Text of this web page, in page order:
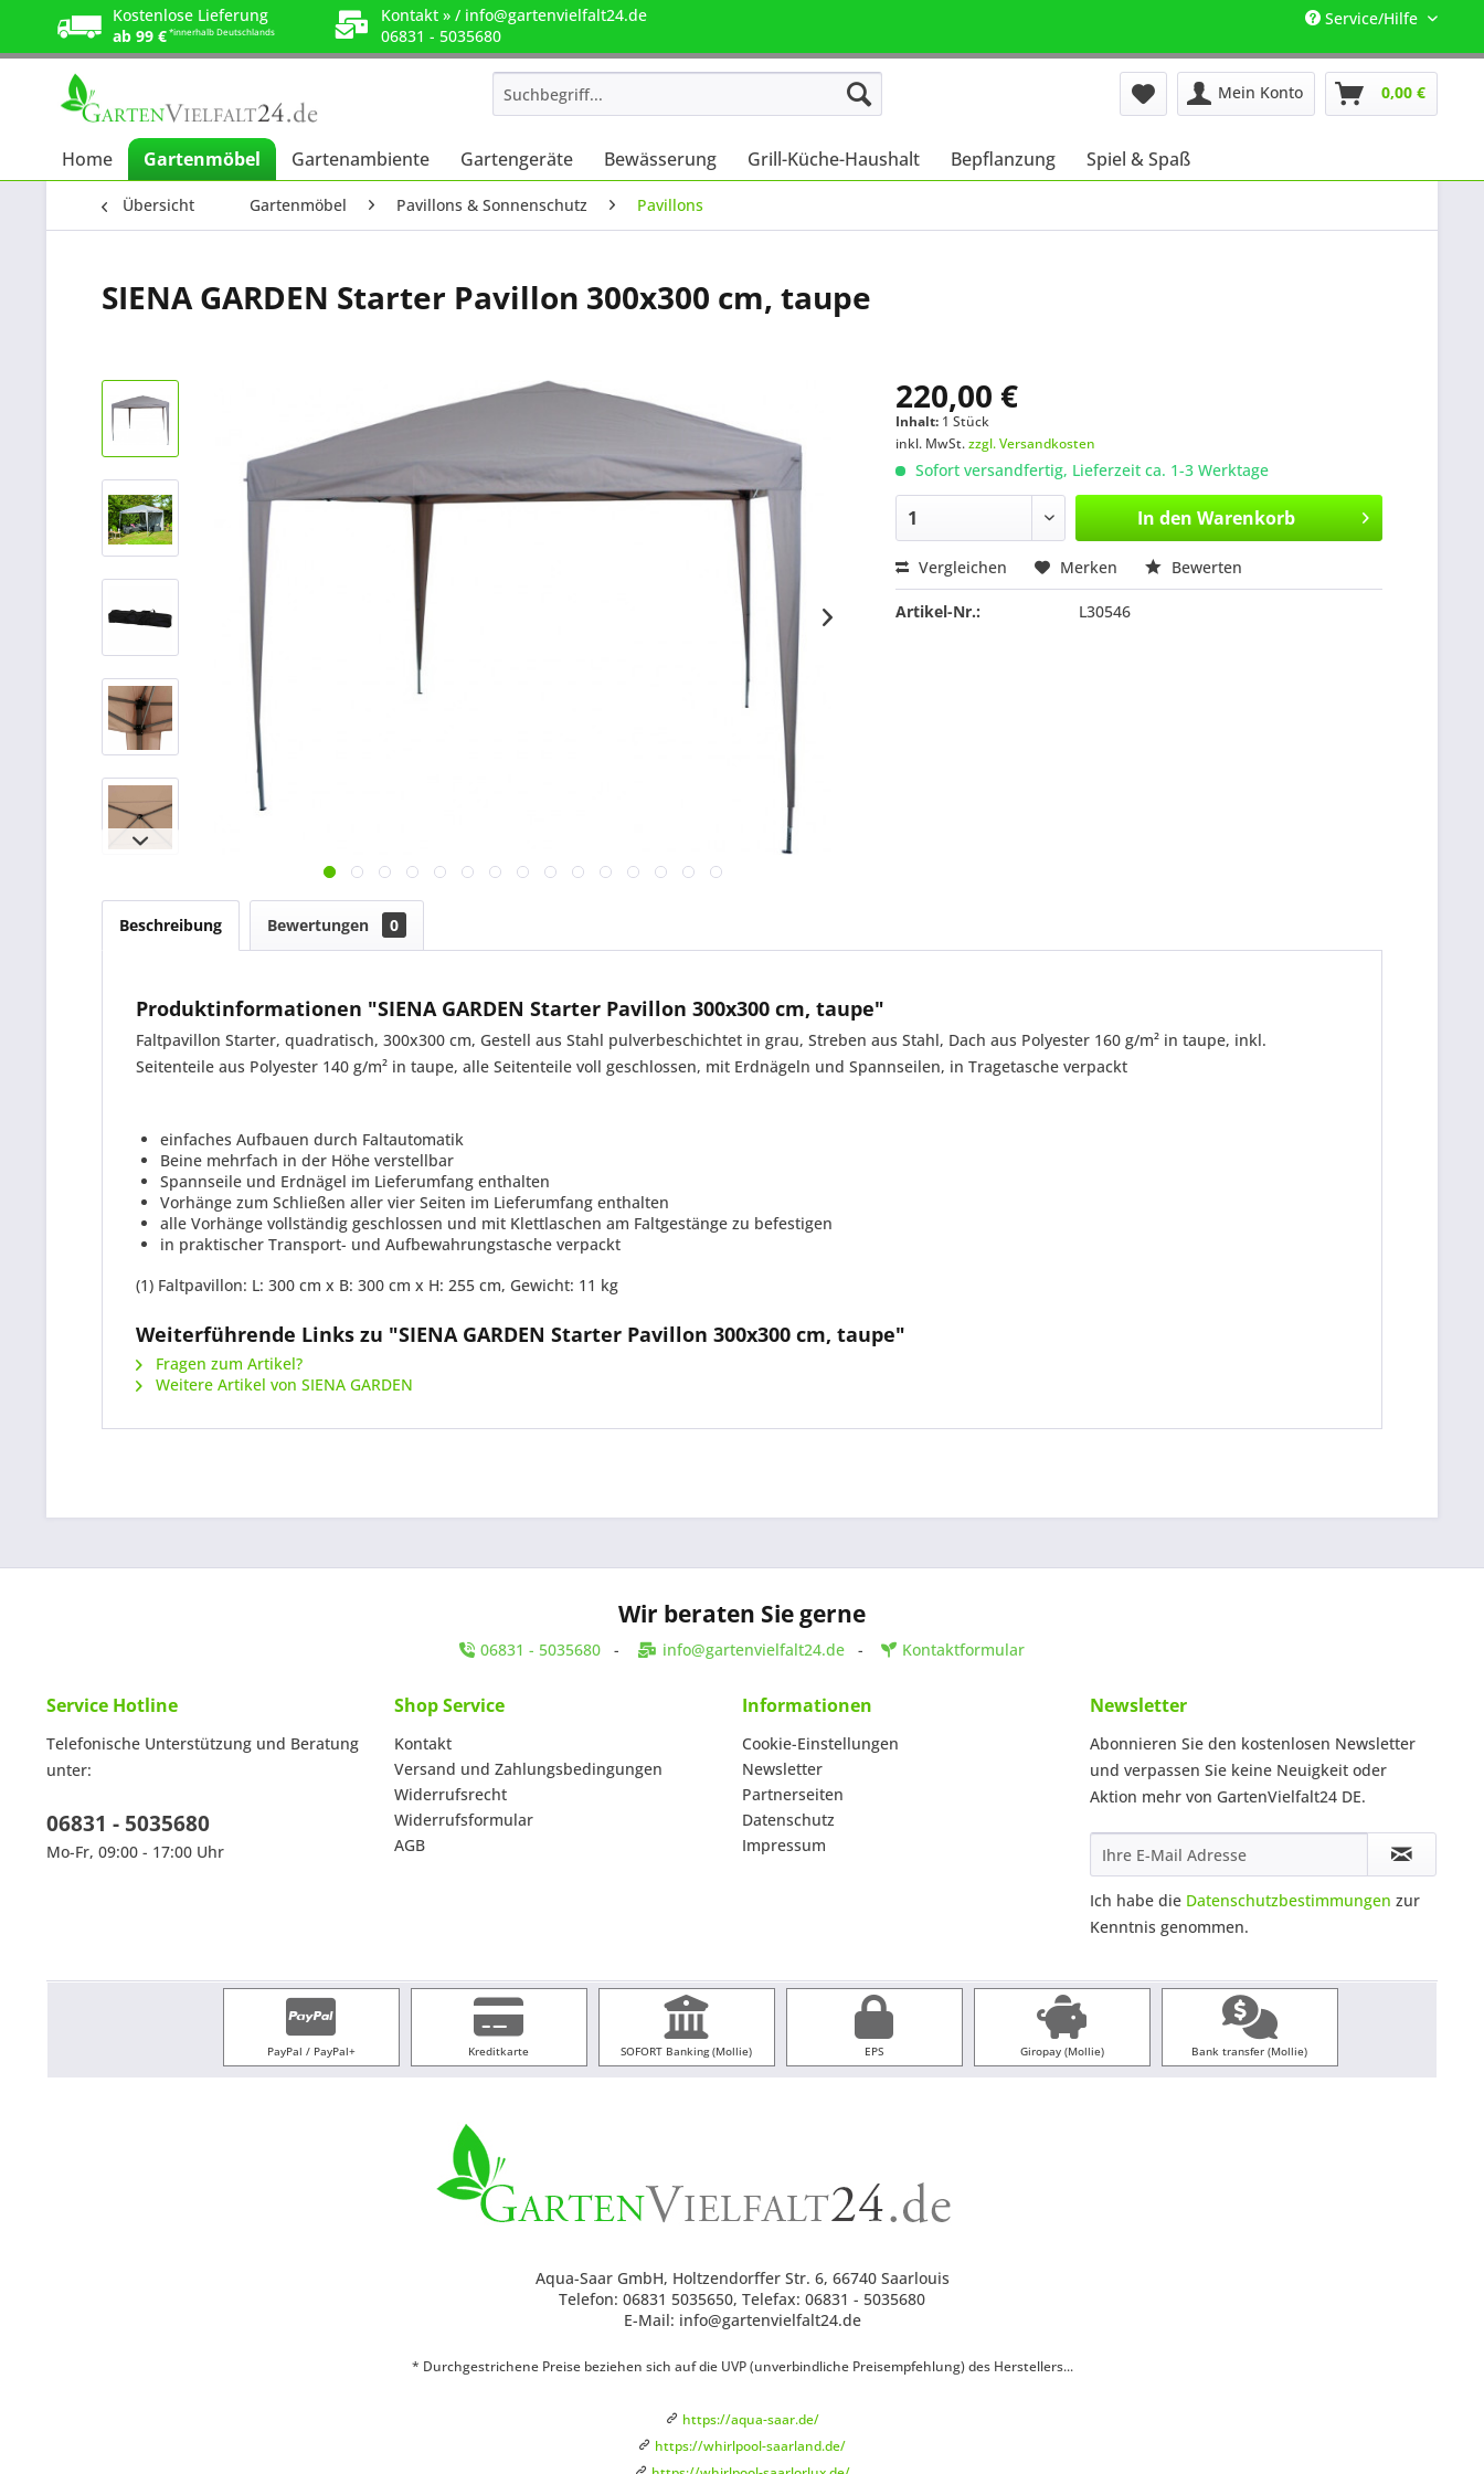
Kostenlose Lieferung
ab 99 €*innerhalb Deutschlands
Kontakt »/ info@gartenvielfalt24.de
06831 - 5035680
Service/Hilfe
Mein Konto 0,00 €
Home Gartenmöbel Gartenambiente Gartengeräte Bewässerung Grill-Küche-Haushalt Bepflanzung Spiel & Spaß
Übersicht Gartenmöbel Pavillons & Sonnenschutz Pavillons
SIENA GARDEN Starter Pavillon 300x300 cm, taupe
220,00 €
Inhalt: 1 Stück
inkl. MwSt.zzgl. Versandkosten
Sofort versandfertig, Lieferzeit ca. 1-3 Werktage
In den Warenkorb
Vergleichen Merken Bewerten
Artikel-Nr.: L30546
Beschreibung Bewertungen 0
Produktinformationen "SIENA GARDEN Starter Pavillon 300x300 cm, taupe"
Faltpavillon Starter, quadratisch, 300x300 cm, Gestell aus Stahl pulverbeschichtet in grau, Streben aus Stahl, Dach aus Polyester 160 g/m² in taupe, inkl.
Seitenteile aus Polyester 140 g/m² in taupe, alle Seitenteile voll geschlossen, mit Erdnägeln und Spannseilen, in Tragetasche verpackt
einfaches Aufbauen durch Faltautomatik
Beine mehrfach in der Höhe verstellbar
Spannseile und Erdnägel im Lieferumfang enthalten
Vorhänge zum Schließen aller vier Seiten im Lieferumfang enthalten
alle Vorhänge vollständig geschlossen und mit Klettlaschen am Faltgestänge zu befestigen
in praktischer Transport- und Aufbewahrungstasche verpackt
(1) Faltpavillon: L: 300 cm x B: 300 cm x H: 255 cm, Gewicht: 11 kg
Weiterführende Links zu "SIENA GARDEN Starter Pavillon 300x300 cm, taupe"
Fragen zum Artikel?
Weitere Artikel von SIENA GARDEN
Wir beraten Sie gerne
06831 - 5035680 - info@gartenvielfalt24.de - Kontaktformular
Service Hotline
Telefonische Unterstützung und Beratung
unter:
06831 - 5035680
Mo-Fr, 09:00 - 17:00 Uhr
Shop Service
Kontakt
Versand und Zahlungsbedingungen
Widerrufsrecht
Widerrufsformular
AGB
Informationen
Cookie-Einstellungen
Newsletter
Partnerseiten
Datenschutz
Impressum
Newsletter
Abonnieren Sie den kostenlosen Newsletter
und verpassen Sie keine Neuigkeit oder
Aktion mehr von GartenVielfalt24 DE.
Ich habe die Datenschutzbestimmungen zur
Kenntnis genommen.
PayPal / PayPal+ Kreditkarte SOFORT Banking (Mollie) EPS Giropay (Mollie) Bank transfer (Mollie)
Aqua-Saar GmbH, Holtzendorffer Str. 6, 66740 Saarlouis
Telefon: 06831 5035650, Telefax: 06831 - 5035680
E-Mail: info@gartenvielfalt24.de
* Durchgestrichene Preise beziehen sich auf die UVP (unverbindliche Preisempfehlung) des Herstellers...
https://aqua-saar.de/
https://whirlpool-saarland.de/